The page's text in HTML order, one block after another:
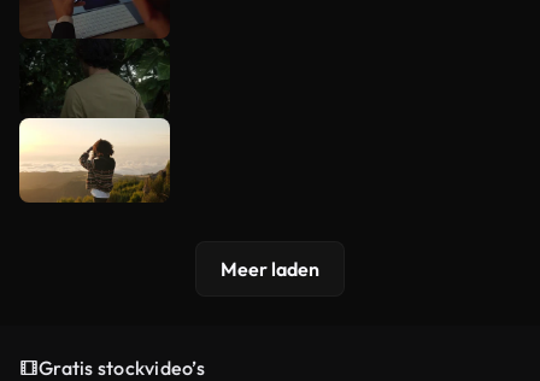
Meer laden
Gratis stockvideo’s